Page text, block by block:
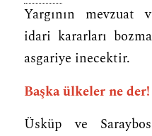
Yargının mevzuat
idari kararları
asgariye inecektir.
Başka ülkeler ne der!
Üsküp ve